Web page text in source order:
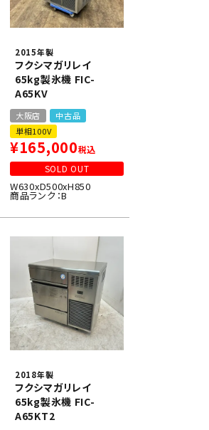
2015年製
フクシマガリレイ
65kg製氷機 FIC-
A65KV
大阪店
中古品
単相100V
¥165,000税込
SOLD OUT
W630xD500xH850
商品ランク：B
2018年製
フクシマガリレイ
65kg製氷機 FIC-
A65KT2